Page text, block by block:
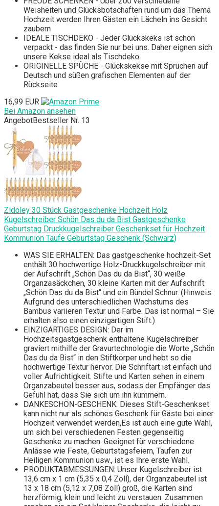
Weisheiten und Glücksbotschaften rund um das Thema
Hochzeit werden Ihren Gästen ein Lächeln ins Gesicht
zaubern
IDEALE TISCHDEKO - Jeder Glückskeks ist schön
verpackt - das finden Sie nur bei uns. Daher eignen sich
unsere Kekse ideal als Tischdeko
ORIGINELLE SPÜCHE - Glückskekse mit Sprüchen auf
Deutsch und süßen grafischen Elementen auf der
Rückseite
16,99 EUR
Bei Amazon ansehen
AngebotBestseller Nr. 13
Zidoley 30 Stück Gastgeschenke Hochzeit Holz
Kugelschreiber Schön Das du da Bist Gastgeschenke
Geburtstag Druckkugelschreiber Geschenkset für Hochzeit
Kommunion Taufe Geburtstag Geschenk (Schwarz)
WAS SIE ERHALTEN: Das gastgeschenke hochzeit-Set
enthält 30 hochwertige Holz-Druckkugelschreiber mit
der Aufschrift „Schön Das du da Bist“, 30 weiße
Organzasäckchen, 30 kleine Karten mit der Aufschrift
„Schön Das du da Bist“ und ein Bündel Schnur. (Hinweis:
Aufgrund des unterschiedlichen Wachstums des
Bambus variieren Textur und Farbe. Das ist normal – Sie
erhalten also einen einzigartigen Stift.)
EINZIGARTIGES DESIGN: Der im
Hochzeitsgastgeschenk enthaltene Kugelschreiber
graviert mithilfe der Gravurtechnologie die Worte „Schön
Das du da Bist“ in den Stiftkörper und hebt so die
hochwertige Textur hervor. Die Schriftart ist einfach und
voller Aufrichtigkeit. Stifte und Karten sehen in einem
Organzabeutel besser aus, sodass der Empfänger das
Gefühl hat, dass Sie sich um ihn kümmern.
DANKESCHÖN-GESCHENK: Dieses Stift-Geschenkset
kann nicht nur als schönes Geschenk für Gäste bei einer
Hochzeit verwendet werden,Es ist auch eine gute Wahl,
um sich bei verschiedenen Festen gegenseitig
Geschenke zu machen. Geeignet für verschiedene
Anlässe wie Feste, Geburtstagsfeiern, Taufen zur
Heiligen Kommunion usw., ist es Ihre erste Wahl.
PRODUKTABMESSUNGEN: Unser Kugelschreiber ist
13,6 cm x 1 cm (5,35 x 0,4 Zoll), der Organzabeutel ist
13 x 18 cm (5,12 x 7,08 Zoll) groß, die Karten sind
herzförmig, klein und leicht zu verstauen. Zusammen